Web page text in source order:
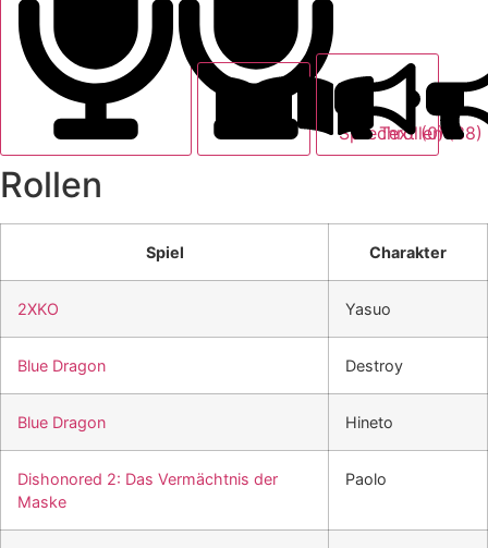
Sprechrollen (38)
Text (0)
Rollen
Spiel Charakter
2XKO Yasuo
Blue Dragon Destroy
Blue Dragon Hineto
Dishonored 2: Das Vermächtnis der
Maske
Paolo